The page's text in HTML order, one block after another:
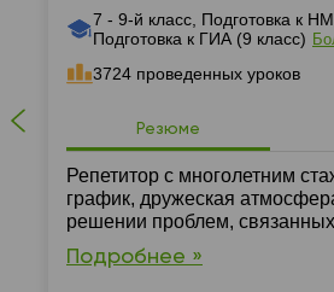
7 - 9-й класс, Подготовка к
Подготовка к ГИА (9 класс)
3724 проведенных уроков
Резюме
Репетитор с многолетним
график, дружеская
решении проблем,
гарантировано. Занятия
онлайн.
Подробнее »